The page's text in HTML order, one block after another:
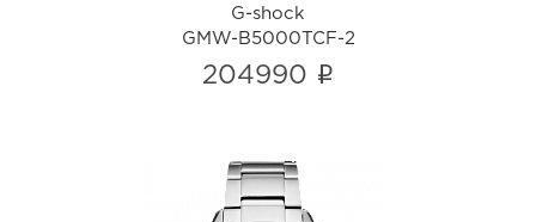
G-shock
GMW-B5000TCF-2
204990 i